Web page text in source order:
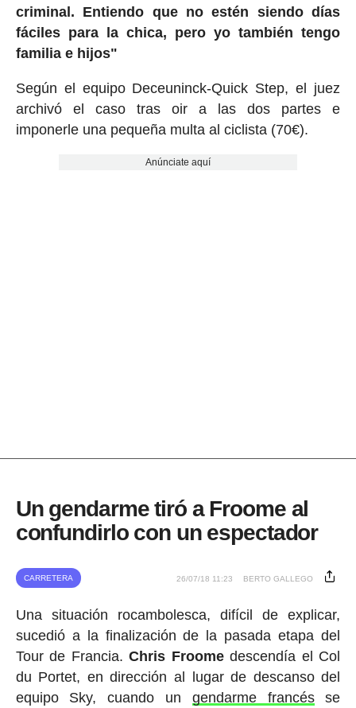
criminal. Entiendo que no estén siendo días
fáciles para la chica, pero yo también tengo
familia e hijos"
Según el equipo Deceuninck-Quick Step, el juez
archivó el caso tras oir a las dos partes e
imponerle una pequeña multa al ciclista (70€).
Anúnciate aquí
Un gendarme tiró a Froome al
confundirlo con un espectador
CARRETERA 26/07/18 11:23 BERTO GALLEGO
Una situación rocambolesca, difícil de explicar,
sucedió a la finalización de la pasada etapa del
Tour de Francia.Chris Froomedescendía el Col
du Portet, en dirección al lugar de descanso del
equipo Sky, cuando un gendarme francésse